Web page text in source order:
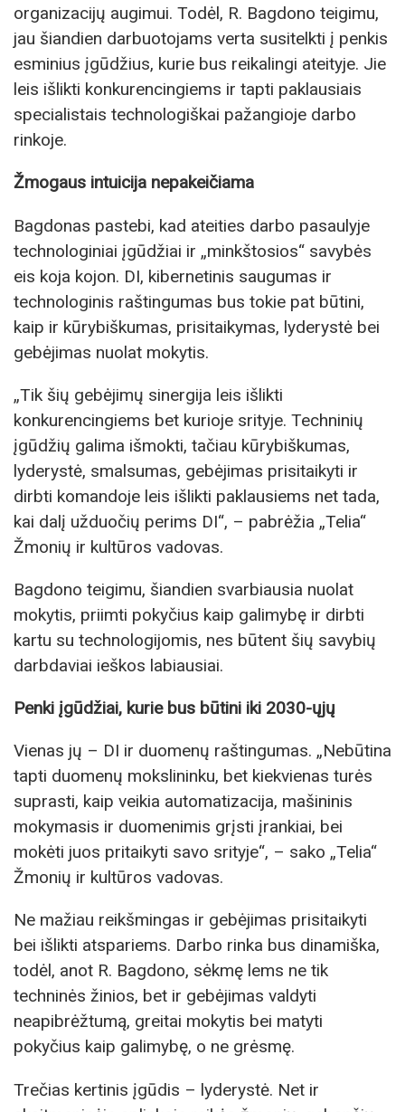
organizacijų augimui. Todėl, R. Bagdono teigimu,
jau šiandien darbuotojams verta susitelkti į penkis
esminius įgūdžius, kurie bus reikalingi ateityje. Jie
leis išlikti konkurencingiems ir tapti paklausiais
specialistais technologiškai pažangioje darbo
rinkoje.
Žmogaus intuicija nepakeičiama
Bagdonas pastebi, kad ateities darbo pasaulyje
technologiniai įgūdžiai ir „minkštosios“ savybės
eis koja kojon. DI, kibernetinis saugumas ir
technologinis raštingumas bus tokie pat būtini,
kaip ir kūrybiškumas, prisitaikymas, lyderystė bei
gebėjimas nuolat mokytis.
„Tik šių gebėjimų sinergija leis išlikti
konkurencingiems bet kurioje srityje. Techninių
įgūdžių galima išmokti, tačiau kūrybiškumas,
lyderystė, smalsumas, gebėjimas prisitaikyti ir
dirbti komandoje leis išlikti paklausiems net tada,
kai dalį užduočių perims DI“, – pabrėžia „Telia“
Žmonių ir kultūros vadovas.
Bagdono teigimu, šiandien svarbiausia nuolat
mokytis, priimti pokyčius kaip galimybę ir dirbti
kartu su technologijomis, nes būtent šių savybių
darbdaviai ieškos labiausiai.
Penki įgūdžiai, kurie bus būtini iki 2030-ųjų
Vienas jų – DI ir duomenų raštingumas. „Nebūtina
tapti duomenų mokslininku, bet kiekvienas turės
suprasti, kaip veikia automatizacija, mašininis
mokymasis ir duomenimis grįsti įrankiai, bei
mokėti juos pritaikyti savo srityje“, – sako „Telia“
Žmonių ir kultūros vadovas.
Ne mažiau reikšmingas ir gebėjimas prisitaikyti
bei išlikti atspariems. Darbo rinka bus dinamiška,
todėl, anot R. Bagdono, sėkmę lems ne tik
techninės žinios, bet ir gebėjimas valdyti
neapibrėžtumą, greitai mokytis bei matyti
pokyčius kaip galimybę, o ne grėsmę.
Trečias kertinis įgūdis – lyderystė. Net ir